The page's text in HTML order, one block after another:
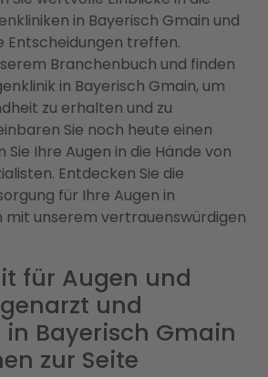
in Bayerisch Gmain und
Entscheidungen treffen.
Branchenbuch und finden
in Bayerisch Gmain, um
zu erhalten und zu
Sie noch heute einen
Sie Ihre Augen in die Hände von
Entdecken Sie die
für Ihre Augen in
mit unserem vertrauenswürdigen
für Augen und
und
in Bayerisch Gmain
zur Seite